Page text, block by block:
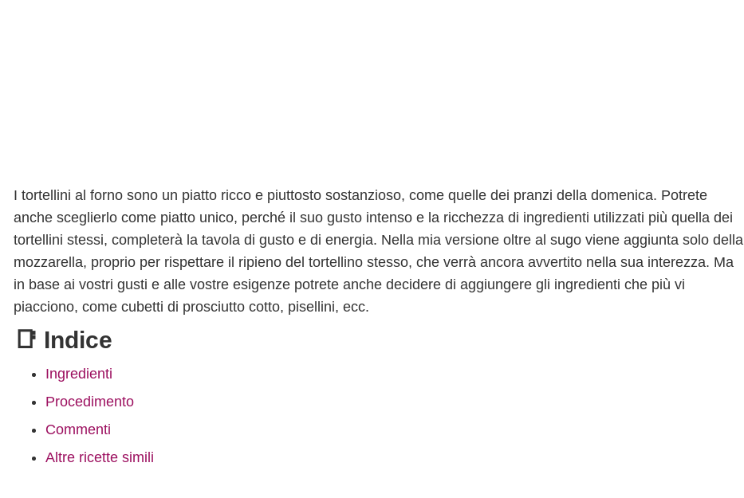
I tortellini al forno sono un piatto ricco e piuttosto sostanzioso, come quelle dei pranzi della domenica. Potrete
anche sceglierlo come piatto unico, perché il suo gusto intenso e la ricchezza di ingredienti utilizzati più quella dei
tortellini stessi, completerà la tavola di gusto e di energia. Nella mia versione oltre al sugo viene aggiunta solo della
mozzarella, proprio per rispettare il ripieno del tortellino stesso, che verrà ancora avvertito nella sua interezza. Ma
in base ai vostri gusti e alle vostre esigenze potrete anche decidere di aggiungere gli ingredienti che più vi
piacciono, come cubetti di prosciutto cotto, pisellini, ecc.
📑 Indice
Ingredienti
Procedimento
Commenti
Altre ricette simili